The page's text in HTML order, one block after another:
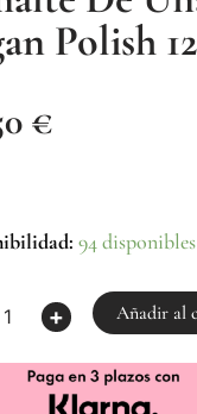
Polish
€
94 disponibles
+ Añadir al